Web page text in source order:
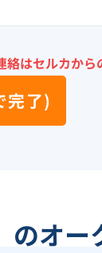
絡はセルカから
完了)
オ